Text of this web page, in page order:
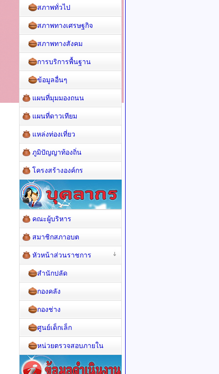
สภาพทั่วไป
สภาพทางเศรษฐกิจ
สภาพทางสังคม
การบริการพื้นฐาน
ข้อมูลอื่นๆ
แผนที่มุมมองถนน
แผนที่ดาวเทียม
แหล่งท่องเที่ยว
ภูมิปัญญาท้องถิ่น
โครงสร้างองค์กร
คณะผู้บริหาร
สมาชิกสภาอบต
หัวหน้าส่วนราชการ
สำนักปลัด
กองคลัง
กองช่าง
ศูนย์เด็กเล็ก
หน่วยตรวจสอบภายใน